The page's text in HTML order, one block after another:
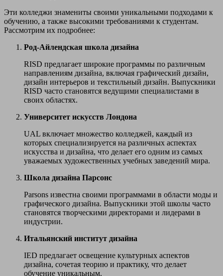
Эти колледжи знамениты своими уникальными подходами к
обучению, а также высокими требованиями к студентам.
Рассмотрим их подробнее:
Род-Айлендская школа дизайна
RISD предлагает широкие программы по различным
направлениям дизайна, включая графический дизайн,
дизайн интерьеров и текстильный дизайн. Выпускники
RISD часто становятся ведущими специалистами в
своих областях.
Университет искусств Лондона
UAL включает множество колледжей, каждый из
которых специализируется на различных аспектах
искусства и дизайна, что делает его одним из самых
уважаемых художественных учебных заведений мира.
Школа дизайна Парсонс
Parsons известна своими программами в области моды и
графического дизайна. Выпускники этой школы часто
становятся творческими директорами и лидерами в
индустрии.
Итальянский институт дизайна
IED предлагает освещение культурных аспектов
дизайна, сочетая теорию и практику, что делает
обучение уникальным.